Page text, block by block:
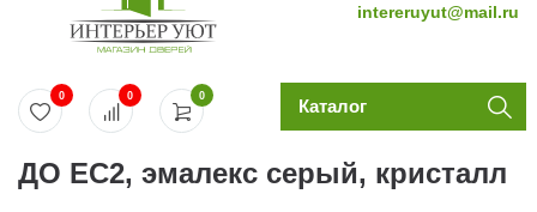
intereruyut@mail.ru
0
0 0 Каталог
ДО EC2, эмалекс серый, кристалл